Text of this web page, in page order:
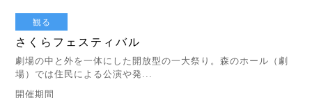
観る
さくらフェスティバル
劇場の中と外を一体にした開放型の一大祭り。森のホール（劇
場）では住民による公演や発...
開催期間